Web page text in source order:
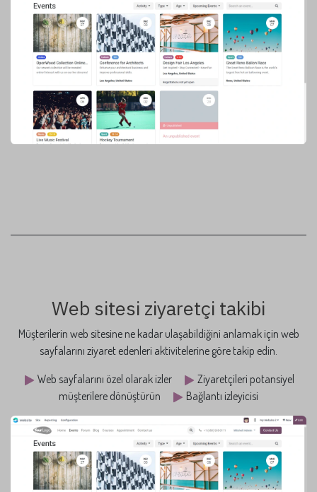
Web sitesi ziyaretçi takibi
Müşterilerin web sitesine ne kadar ulaşabildiğini anlamak için web
sayfalarını ziyaret edenleri aktivitelerine göre takip edin.
Web sayfalarını özel olarak izler
Ziyaretçileri potansiyel
müşterilere dönüştürün
Bağlantı izleyicisi